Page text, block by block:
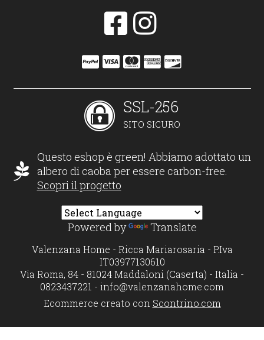
SSL-256
SITO SICURO
Questo eshop è green! Abbiamo adottato un
albero di caoba per essere carbon-free.
Scopri il progetto
Powered by Translate
Valenzana Home - Ricca Mariarosaria - P.Iva
IT03977130610
Via Roma, 84 - 81024 Maddaloni (Caserta) - Italia -
0823437221 - info@valenzanahome.com
Ecommerce creato con Scontrino.com